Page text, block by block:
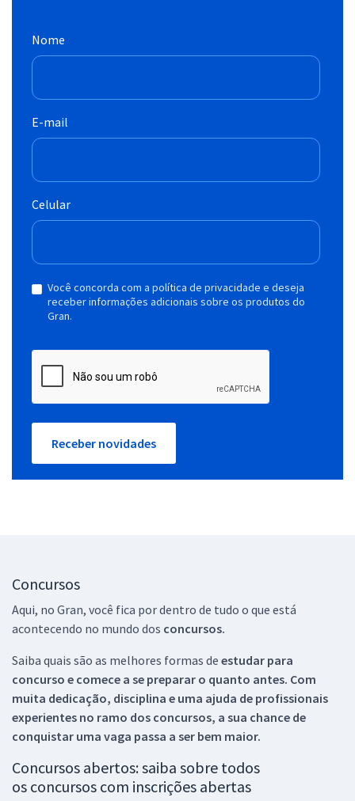
Nome
E-mail
Celular
Você concorda com a política de privacidade e deseja
receber informações adicionais sobre os produtos do
Gran.
Receber novidades
Concursos
Aqui, no Gran, você fica por dentro de tudo o que está
acontecendo no mundo dos concursos.
Saiba quais são as melhores formas de estudar para
concurso e comece a se preparar o quanto antes. Com
muita dedicação, disciplina e uma ajuda de profissionais
experientes no ramo dos concursos, a sua chance de
conquistar uma vaga passa a ser bem maior.
Concursos abertos: saiba sobre todos
os concursos com inscrições abertas